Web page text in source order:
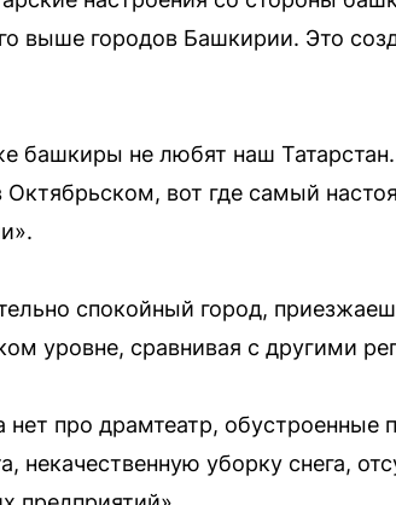
выше городов Башкирии. Это
башкиры не любят наш
Октябрьском, вот где самый
спокойный город,
уровне, сравнивая с другими
нет про драмтеатр, обустроенные
некачественную уборку снега,